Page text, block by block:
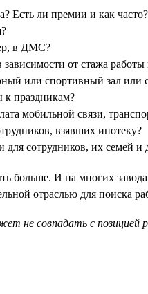
Есть ли премии и как часто?
в ДМС?
от стажа
или спортивный зал или
к праздникам?
мобильной связи,
взявших ипотеку?
для сотрудников, их семей и
больше. И на многих
отраслью для поиска
не совпадать с позицией